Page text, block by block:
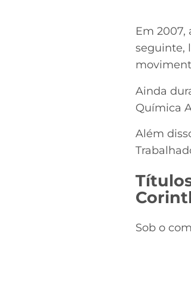
Em
seguinte,
Ainda
Química
Além
Sob o